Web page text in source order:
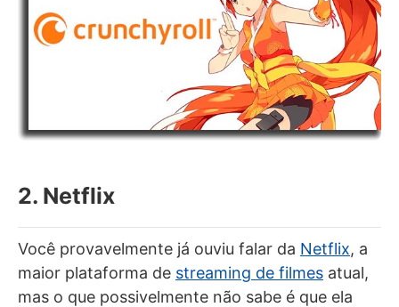
2. Netflix
Você provavelmente já ouviu falar da Netflix, a
maior plataforma de streaming de filmes atual,
mas o que possivelmente não sabe é que ela